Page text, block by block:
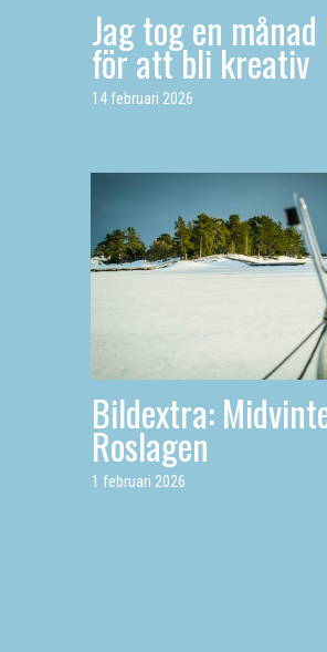
Jag tog en
för att bli kreativ
14 februari 2026
Bildextra:
Roslagen
1 februari 2026